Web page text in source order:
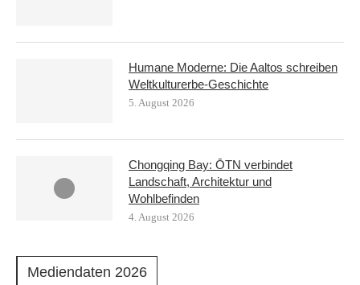
Humane Moderne: Die Aaltos schreiben
Weltkulturerbe-Geschichte
5. August 2026
Chongqing Bay: ŌTN verbindet
Landschaft, Architektur und
Wohlbefinden
4. August 2026
Mediendaten 2026